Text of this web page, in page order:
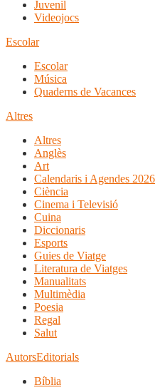
Juvenil
Videojocs
Escolar
Escolar
Música
Quaderns de Vacances
Altres
Altres
Anglès
Art
Calendaris i Agendes 2026
Ciència
Cinema i Televisió
Cuina
Diccionaris
Esports
Guies de Viatge
Literatura de Viatges
Manualitats
Multimèdia
Poesia
Regal
Salut
AutorsEditorials
Bíblia